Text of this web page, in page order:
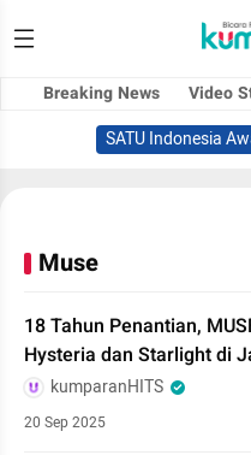
Breaking News Video
SATU Indonesia
Muse
18 Tahun Penantian,
Hysteria dan Starlight di
kumparanHITS
20 Sep 2025